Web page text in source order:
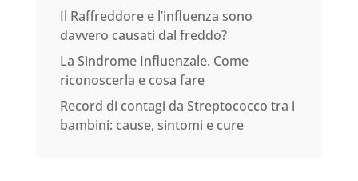
Il Raffreddore e l’influenza sono
davvero causati dal freddo?
La Sindrome Influenzale. Come
riconoscerla e cosa fare
Record di contagi da Streptococco tra i
bambini: cause, sintomi e cure